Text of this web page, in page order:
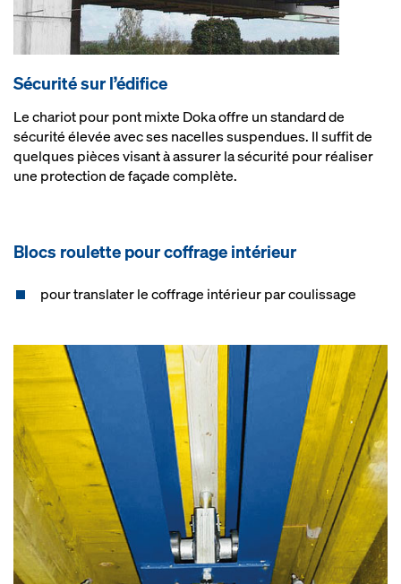
Sécurité sur l’édifice
Le chariot pour pont mixte Doka offre un standard de
sécurité élevée avec ses nacelles suspendues. Il suffit de
quelques pièces visant à assurer la sécurité pour réaliser
une protection de façade complète.
Blocs roulette pour coffrage intérieur
pour translater le coffrage intérieur par coulissage